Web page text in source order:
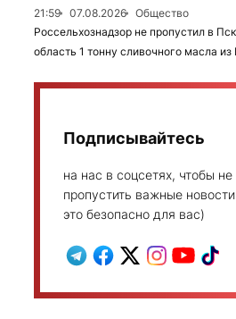
21:59
07.08.2026
Общество
Россельхознадзор не пропустил в
область 1 тонну сливочного масла из
Подписывайтесь
на нас в соцсетях, чтобы не
пропустить важные
это безопасно для вас)